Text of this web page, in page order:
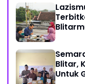
Blitar,
Untuk